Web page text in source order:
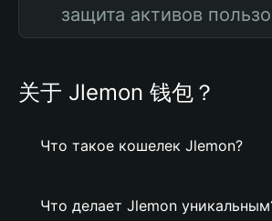
защита активов
关于 Jlemon 钱包？
Что такое кошелек Jlemon?
Что делает Jlemon